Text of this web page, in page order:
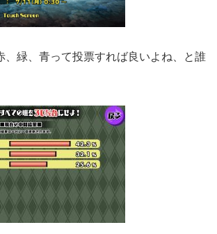
、緑、青って投票すれば良いよね、と誰